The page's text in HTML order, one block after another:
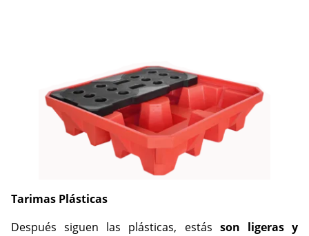
Tarimas Plásticas
Después siguen las plásticas, estás son ligeras y